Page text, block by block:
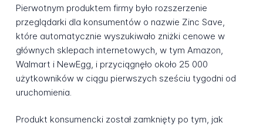
Pierwotnym produktem firmy było rozszerzenie
przeglądarki dla konsumentów o nazwie Zinc Save,
które automatycznie wyszukiwało zniżki cenowe w
głównych sklepach internetowych, w tym Amazon,
Walmart i NewEgg, i przyciągnęło około 25 000
użytkowników w ciągu pierwszych sześciu tygodni od
uruchomienia.
Produkt konsumencki został zamknięty po tym, jak